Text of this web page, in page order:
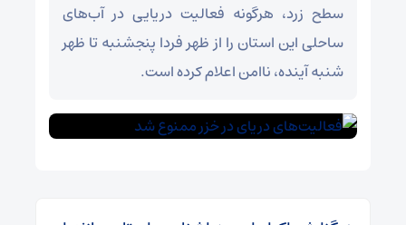
سطح زرد، هرگونه فعالیت دریایی در آب‌های
ساحلی این استان را از ظهر فردا پنجشنبه تا ظهر
شنبه آینده، ناامن اعلام کرده است.